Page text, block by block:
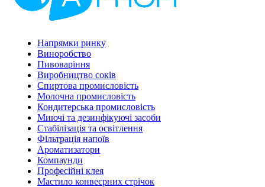
Напрямки ринку
Виноробство
Пивоваріння
Виробництво соків
Спиртова промисловість
Молочна промисловість
Кондитерська промисловість
Миючі та дезинфікуючі засоби
Стабілізація та освітлення
Фільтрація напоїв
Ароматизатори
Компаунди
Професійні клея
Мастило конвеєрних стрічок